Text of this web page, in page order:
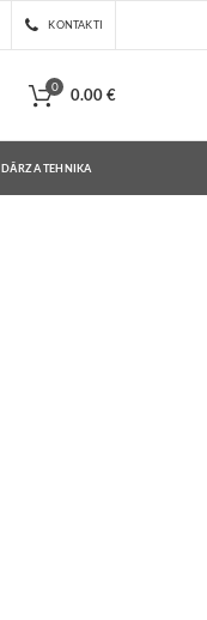
KONTAKTI
0 0.00€
DĀRZA TEHNIKA